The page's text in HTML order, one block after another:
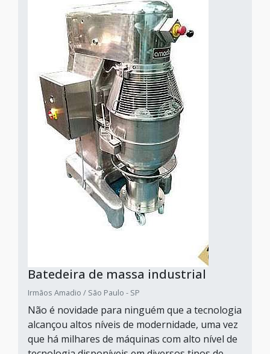
Batedeira de massa industrial
Irmãos Amadio / São Paulo - SP
Não é novidade para ninguém que a tecnologia
alcançou altos níveis de modernidade, uma vez
que há milhares de máquinas com alto nível de